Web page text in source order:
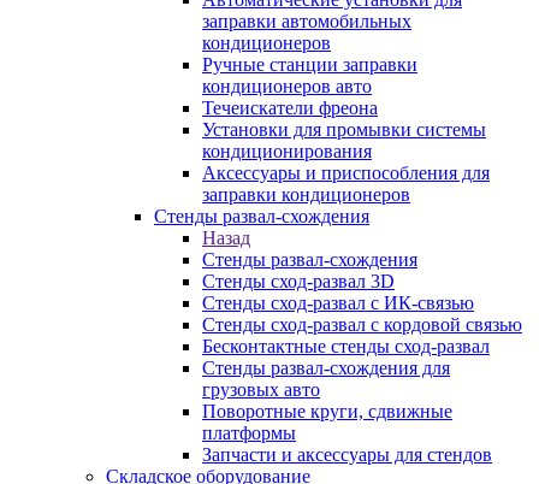
заправки автомобильных
кондиционеров
Ручные станции заправки
кондиционеров авто
Течеискатели фреона
Установки для промывки системы
кондиционирования
Аксессуары и приспособления для
заправки кондиционеров
Стенды развал-схождения
Назад
Стенды развал-схождения
Стенды сход-развал 3D
Стенды сход-развал с ИК-связью
Стенды сход-развал с кордовой связью
Бесконтактные стенды сход-развал
Стенды развал-схождения для
грузовых авто
Поворотные круги, сдвижные
платформы
Запчасти и аксессуары для стендов
Складское оборудование